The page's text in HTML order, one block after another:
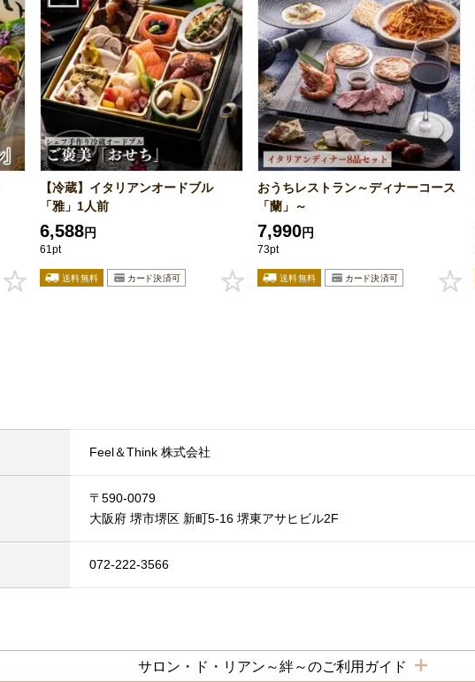
【冷蔵】イタリアンオードブル
「雅」1人前
6,588円
61pt
おうちレストラン～ディナーコース
「蘭」～
7,990円
73pt
Feel＆Think 株式会社
〒590-0079
大阪府 堺市堺区 新町5-16 堺東アサヒビル2F
072-222-3566
サロン・ド・リアン～絆～のご利用ガイド